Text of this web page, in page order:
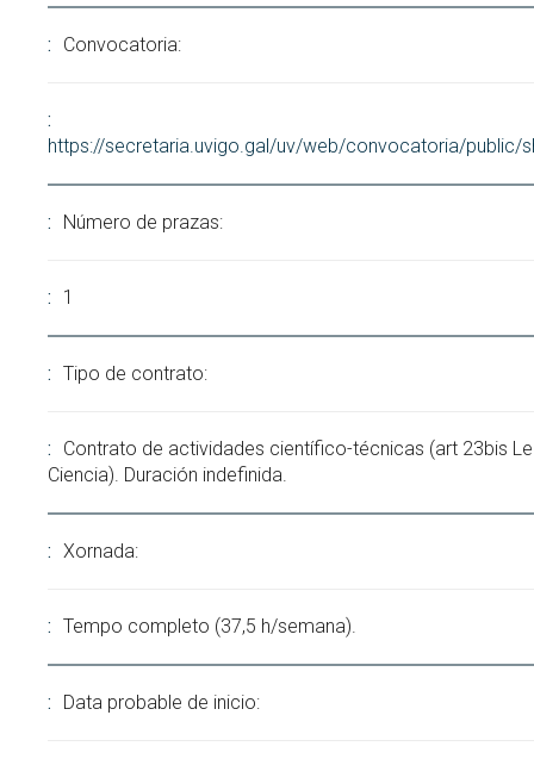
Search
Buscar
por:
Convocatoria:
https://secretaria.uvigo.gal/uv/web/convocatoria/public/
Número de prazas:
1
Tipo de contrato:
Contrato de actividades científico-técnicas (art 23bis
Ciencia). Duración indefinida.
Xornada:
Tempo completo (37,5 h/semana).
Data probable de inicio: